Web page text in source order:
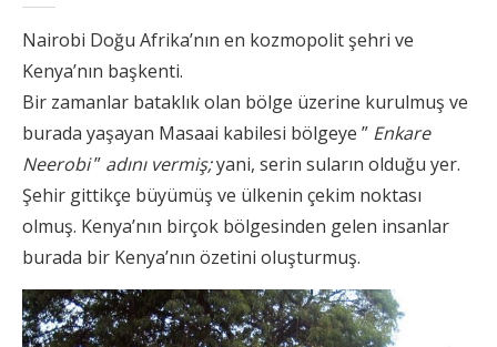
Nairobi Doğu Afrika’nın en kozmopolit şehri ve
Kenya’nın başkenti.
Bir zamanlar bataklık olan bölge üzerine kurulmuş ve
burada yaşayan Masaai kabilesi bölgeye ” Enkare
Neerobi” adını vermiş;yani, serin suların olduğu yer.
Şehir gittikçe büyümüş ve ülkenin çekim noktası
olmuş. Kenya’nın birçok bölgesinden gelen insanlar
burada bir Kenya’nın özetini oluşturmuş.